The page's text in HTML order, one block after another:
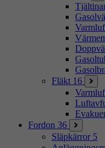
Fläkt 16
Fordon 36
Släpkärror 5